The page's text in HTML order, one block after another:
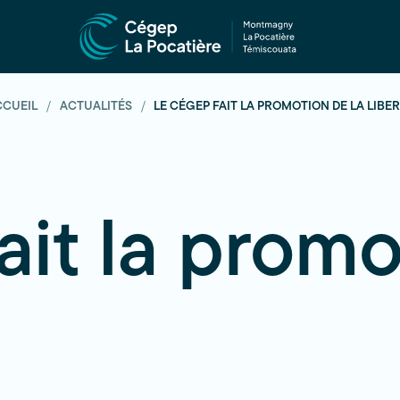
ACTUALITÉS LE CÉGEP FAIT LA PROMOTION DE LA
la